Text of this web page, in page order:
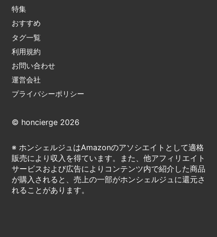
特集
おすすめ
タグ一覧
利用規約
お問い合わせ
運営会社
プライバシーポリシー
© honcierge 2026
※ ホンシェルジュはAmazonのアソシエイトとして適格
販売により収入を得ています。また、他アフィリエイト
サービスおよび広告によりコンテンツ内で紹介した商品
が購入されると、売上の一部がホンシェルジュに還元さ
れることがあります。